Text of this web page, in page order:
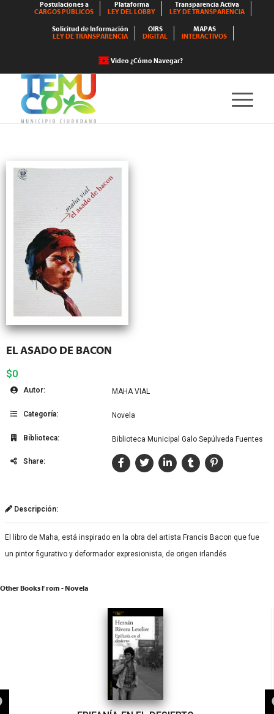
Postulaciones a
CARGOS PÚBLICOS
Plataforma
LEY DEL LOBBY
Transparencia Activa
LEY DE TRANSPARENCIA
Solicitud de Información
LEY DE TRANSPARENCIA
OIRS
DIGITAL
MAPAS
INTERACTIVOS
Video ¿Cómo Navegar?
EL ASADO DE BACON
$0
Autor: MAHA VIAL
Categoría: Novela
Biblioteca: Biblioteca Municipal Galo Sepúlveda Fuentes
Share:
Descripción:
El libro de Maha, está inspirado en la obra del artista Francis Bacon que fue
un pintor figurativo y deformador expresionista, de origen irlandés
Other Books From - Novela